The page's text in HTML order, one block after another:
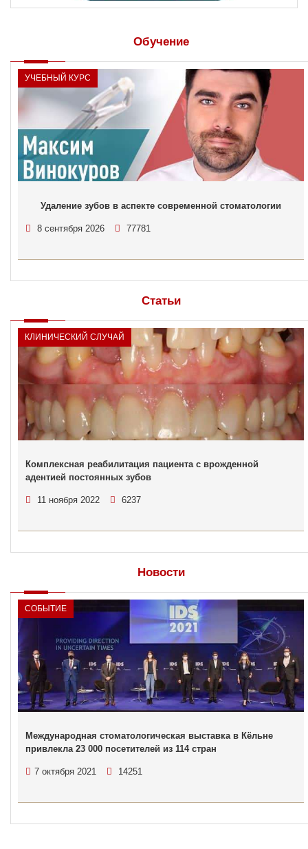
Обучение
УЧЕБНЫЙ КУРС
Удаление зубов в аспекте современной стоматологии
8 сентября 2026 77781
Статьи
КЛИНИЧЕСКИЙ СЛУЧАЙ
Комплексная реабилитация пациента с врожденной
адентией постоянных зубов
11 ноября 2022 6237
Новости
СОБЫТИЕ
Международная стоматологическая выставка в Кёльне
привлекла 23 000 посетителей из 114 стран
7 октября 2021 14251